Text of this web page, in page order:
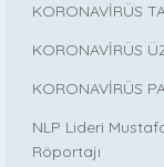
KORONAVİRÜS
KORONAVİRÜS
KORONAVİRÜS
NLP Lideri
Röportajı